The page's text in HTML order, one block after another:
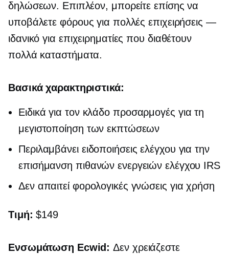
δηλώσεων. Επιπλέον, μπορείτε επίσης να
υποβάλετε φόρους για πολλές επιχειρήσεις —
ιδανικό για επιχειρηματίες που διαθέτουν
πολλά καταστήματα.
Βασικά χαρακτηριστικά:
Ειδικά για τον κλάδο προσαρμογές για τη
μεγιστοποίηση των εκπτώσεων
Περιλαμβάνει ειδοποιήσεις ελέγχου για την
επισήμανση πιθανών ενεργειών ελέγχου IRS
Δεν απαιτεί φορολογικές γνώσεις για χρήση
Τιμή:$149
Ενσωμάτωση Ecwid:Δεν χρειάζεστε